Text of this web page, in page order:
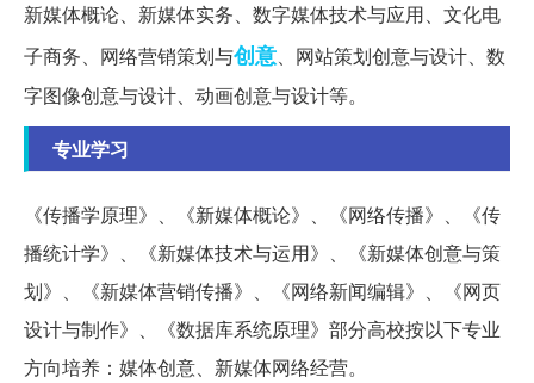
新媒体概论、新媒体实务、数字媒体技术与应用、文化电
子商务、网络营销策划与创意、网站策划创意与设计、数
字图像创意与设计、动画创意与设计等。
专业学习
《传播学原理》、《新媒体概论》、《网络传播》、《传
播统计学》、《新媒体技术与运用》、《新媒体创意与策
划》、《新媒体营销传播》、《网络新闻编辑》、《网页
设计与制作》、《数据库系统原理》部分高校按以下专业
方向培养：媒体创意、新媒体网络经营。